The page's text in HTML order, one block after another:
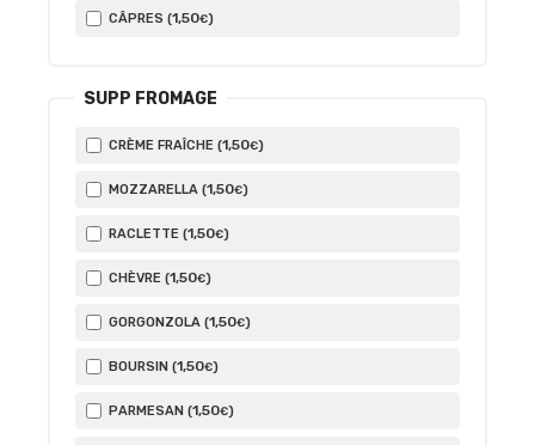
CÂPRES (1,50€)
SUPP FROMAGE
CRÈME FRAÎCHE (1,50€)
MOZZARELLA (1,50€)
RACLETTE (1,50€)
CHÈVRE (1,50€)
GORGONZOLA (1,50€)
BOURSIN (1,50€)
PARMESAN (1,50€)